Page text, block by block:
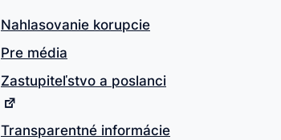
Nahlasovanie korupcie
Pre média
Zastupiteľstvo a poslanci
Transparentné informácie